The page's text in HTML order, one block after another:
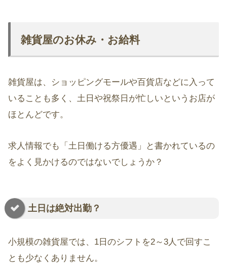
雑貨屋のお休み・お給料
雑貨屋は、ショッピングモールや百貨店などに入って
いることも多く、土日や祝祭日が忙しいというお店が
ほとんどです。
求人情報でも「土日働ける方優遇」と書かれているの
をよく見かけるのではないでしょうか？
土日は絶対出勤？
小規模の雑貨屋では、1日のシフトを2～3人で回すこ
とも少なくありません。